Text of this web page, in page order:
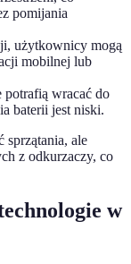
pomijania
użytkownicy mogą
mobilnej lub
potrafią wracać do
baterii jest niski.
sprzątania, ale
z odkurzaczy, co
w